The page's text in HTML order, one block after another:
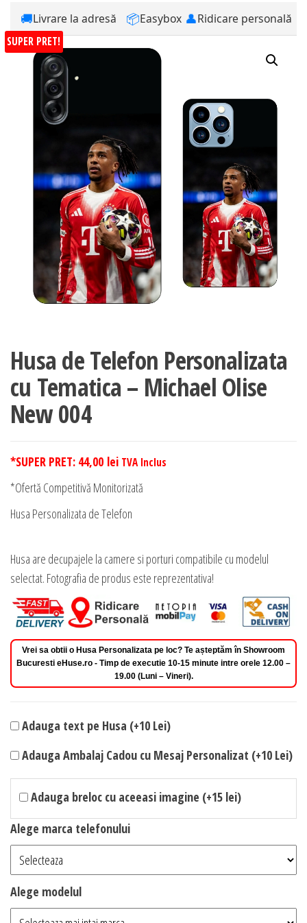
🚚Livrare la adresă 📦Easybox 👤Ridicare personală
SUPER PRET!
Husa de Telefon Personalizata
cu Tematica – Michael Olise
New 004
*SUPER PRET: 44,00 lei TVA Inclus
*Ofertă Competitivă Monitorizată
Husa Personalizata de Telefon
Husa are decupajele la camere si porturi compatibile cu modelul
selectat. Fotografia de produs este reprezentativa!
Vrei sa obtii o Husa Personalizata pe loc? Te așteptăm în Showroom
Bucuresti eHuse.ro - Timp de executie 10-15 minute intre orele 12.00 –
19.00 (Luni – Vineri).
Adauga text pe Husa (+10 Lei)
Adauga Ambalaj Cadou cu Mesaj Personalizat (+10 Lei)
Adauga breloc cu aceeasi imagine (+15 lei)
Alege marca telefonului
Alege modelul